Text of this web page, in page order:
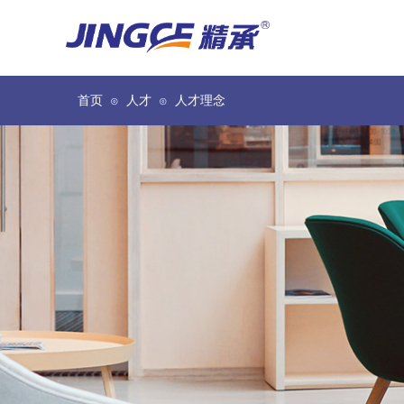
首页 ⊙ 人才 ⊙ 人才理念